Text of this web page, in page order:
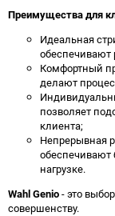
Преимущества для
Идеальная
обеспечивают
Комфортный
делают
позволяет
клиента;
Непрерывная
обеспечивают
нагрузке.
Wahl Genio- это
совершенству.